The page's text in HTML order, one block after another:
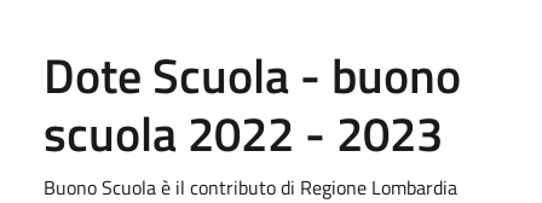
Dote Scuola - buono
scuola 2022 - 2023
Buono Scuola è il contributo di Regione Lombardia